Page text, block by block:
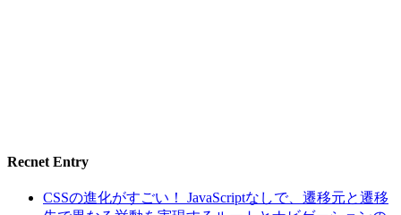
Recnet Entry
CSSの進化がすごい！ JavaScriptなしで、遷移元と遷移